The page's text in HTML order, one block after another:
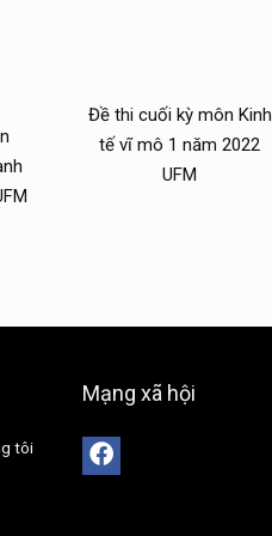
Đề thi cuối kỳ môn Kinh
tế vĩ mô 1 năm 2022
UFM
tôi
Mạng xã hội